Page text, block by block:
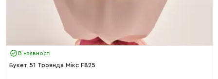
В наявності
Букет 51 Троянда Мікс F825